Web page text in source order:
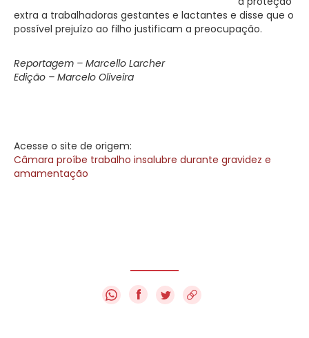
extra a trabalhadoras gestantes e lactantes e disse que o
possível prejuízo ao filho justificam a preocupação.
Reportagem – Marcello Larcher
Edição – Marcelo Oliveira
Acesse o site de origem:
Câmara proíbe trabalho insalubre durante gravidez e
amamentação
f